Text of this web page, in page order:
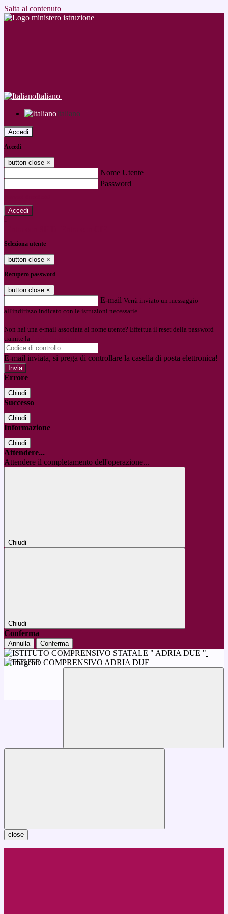
Salta al contenuto
Italiano
Italiano
Accedi
Accedi
button close ×
Nome Utente
Password
-
Seleziona utente
button close ×
Recupero password
button close ×
E-mail Verrà inviato un messaggio
all'indirizzo indicato con le istruzioni necessarie.
Non hai una e-mail associata al nome utente? Effettua il reset della password
tramite la
E-mail inviata, si prega di controllare la casella di posta elettronica!
Errore
Chiudi
Successo
Chiudi
Informazione
Chiudi
Attendere...
Attendere il completamento dell'operazione...
Chiudi
Chiudi
Conferma
Annulla Conferma
ISTITUTO COMPRENSIVO ADRIA DUE
close